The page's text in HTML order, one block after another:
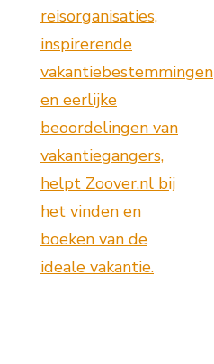
reisorganisaties,
inspirerende
vakantiebestemmingen
en eerlijke
beoordelingen van
vakantiegangers,
helpt Zoover.nl bij
het vinden en
boeken van de
ideale vakantie.